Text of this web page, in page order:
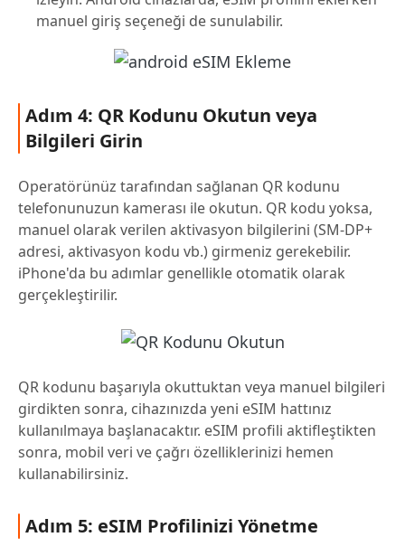
manuel giriş seçeneği de sunulabilir.
Adım 4: QR Kodunu Okutun veya
Bilgileri Girin
Operatörünüz tarafından sağlanan QR kodunu
telefonunuzun kamerası ile okutun. QR kodu yoksa,
manuel olarak verilen aktivasyon bilgilerini (SM-DP+
adresi, aktivasyon kodu vb.) girmeniz gerekebilir.
iPhone'da bu adımlar genellikle otomatik olarak
gerçekleştirilir.
QR kodunu başarıyla okuttuktan veya manuel bilgileri
girdikten sonra, cihazınızda yeni eSIM hattınız
kullanılmaya başlanacaktır. eSIM profili aktifleştikten
sonra, mobil veri ve çağrı özelliklerinizi hemen
kullanabilirsiniz.
Adım 5: eSIM Profilinizi Yönetme